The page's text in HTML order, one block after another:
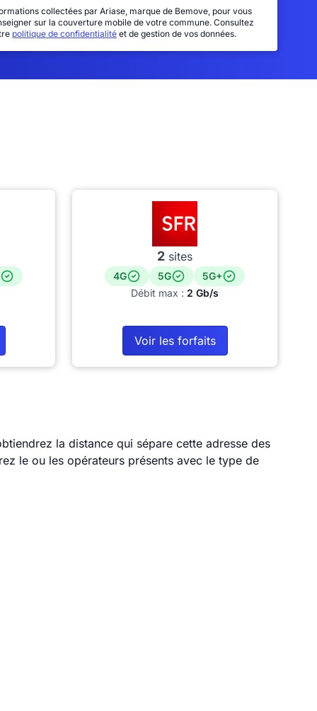
collectées par Ariase, marque de Bemove, pour vous
sur la couverture mobile de votre commune. Consultez
politique de confidentialité et de gestion de vos données.
2 sites
4G 5G
5G+
Débit max : 2 Gb/s
Voir les forfaits
la distance qui sépare cette adresse des
le ou les opérateurs présents avec le type de